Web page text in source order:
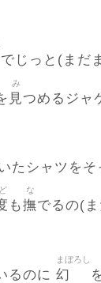
でじっと(まだ
見
み
つめるジャ
たシャツを
も撫
な
でるの(
るのに 幻
まぼろし